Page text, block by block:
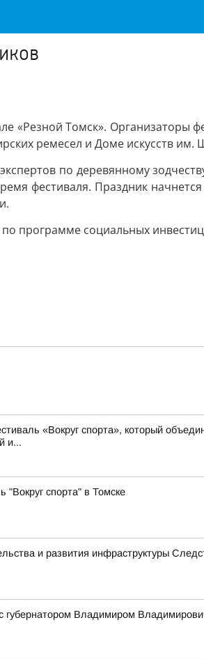
«Резной Томск». Организаторы
ремесел и Доме искусств
по деревянному
фестиваля. Праздник
программе социальных
«Вокруг спорта», который
и...
спорта" в Томске
и развития инфраструктуры
Владимиром